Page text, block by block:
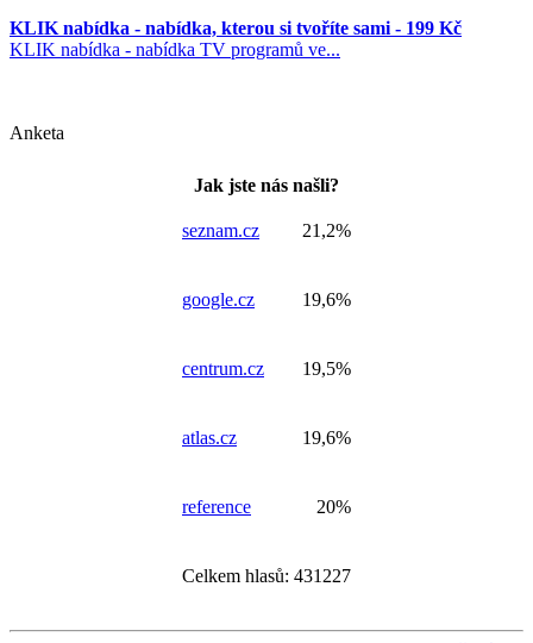
KLIK nabídka - nabídka, kterou si tvoříte sami - 199 Kč
KLIK nabídka - nabídka TV programů ve...
Anketa
Jak jste nás našli?
seznam.cz 21,2%
google.cz 19,6%
centrum.cz 19,5%
atlas.cz 19,6%
reference 20%
Celkem hlasů: 431227